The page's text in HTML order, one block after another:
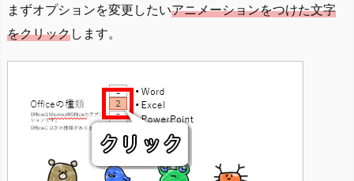
まずオプションを変更したいアニメーションをつけた文字
をクリックします。